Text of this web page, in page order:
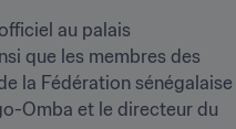
au palais
que les membres des
la Fédération sénégalaise
Omba et le directeur du